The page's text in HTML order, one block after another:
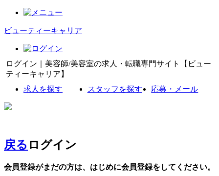
ビューティーキャリア
ログイン｜美容師/美容室の求人・転職専門サイト【ビュー
ティーキャリア】
求人を探す
スタッフを探す 応募・メール
戻る ログイン
会員登録がまだの方は、はじめに会員登録をしてください。